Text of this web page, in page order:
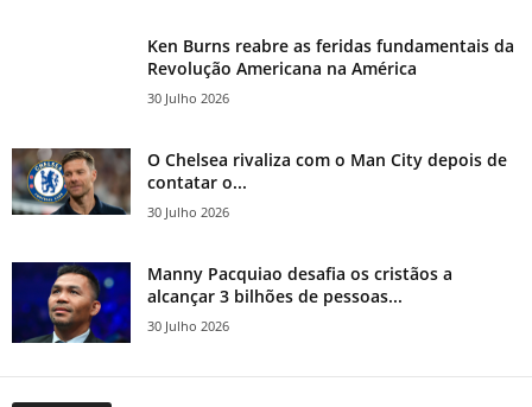
Ken Burns reabre as feridas fundamentais da
Revolução Americana na América
30 Julho 2026
O Chelsea rivaliza com o Man City depois de
contatar o...
30 Julho 2026
Manny Pacquiao desafia os cristãos a
alcançar 3 bilhões de pessoas...
30 Julho 2026